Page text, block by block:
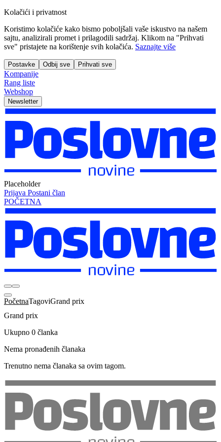
Kolačići i privatnost
Koristimo kolačiće kako bismo poboljšali vaše iskustvo na našem
sajtu, analizirali promet i prilagodili sadržaj. Klikom na "Prihvati
sve" pristajete na korištenje svih kolačića. Saznajte više
Postavke Odbij sve Prihvati sve
Kompanije
Rang liste
Webshop
Newsletter
Placeholder
Prijava Postani član
POČETNA
PočetnaTagoviGrand prix
Grand prix
Ukupno 0 članka
Nema pronađenih članaka
Trenutno nema članaka sa ovim tagom.